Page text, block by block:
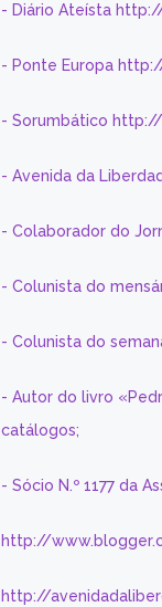
- Diário Ateísta
- Ponte Europa
- Sorumbático
- Avenida da
- Colaborador do
- Colunista do
- Colunista do
- Autor do livro
catálogos;
- Sócio N.º 1177 da
http://
http://